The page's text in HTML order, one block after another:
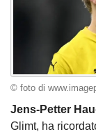
© foto di
Jens-Petter
Glimt, ha